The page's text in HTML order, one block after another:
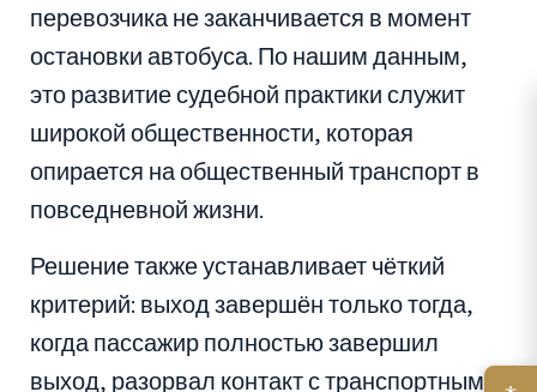
перевозчика не заканчивается в момент
остановки автобуса. По нашим данным,
это развитие судебной практики служит
широкой общественности, которая
опирается на общественный транспорт в
повседневной жизни.
Решение также устанавливает чёткий
критерий: выход завершён только тогда,
когда пассажир полностью завершил
выход, разорвал контакт с транспортным